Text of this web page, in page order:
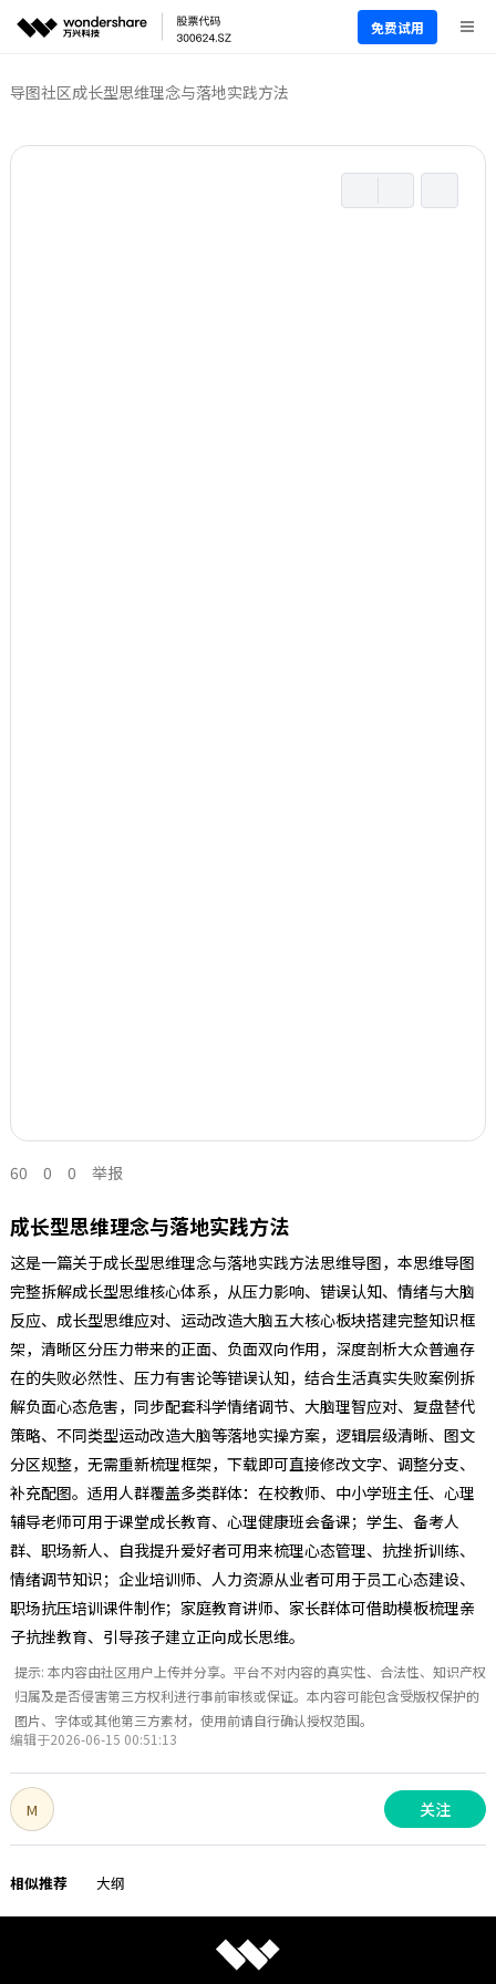
免费试用
导图社区成长型思维理念与落地实践方法
60 0 0 举报
成长型思维理念与落地实践方法
这是一篇关于成长型思维理念与落地实践方法思维导图，本思维导图
完整拆解成长型思维核心体系，从压力影响、错误认知、情绪与大脑
反应、成长型思维应对、运动改造大脑五大核心板块搭建完整知识框
架，清晰区分压力带来的正面、负面双向作用，深度剖析大众普遍存
在的失败必然性、压力有害论等错误认知，结合生活真实失败案例拆
解负面心态危害，同步配套科学情绪调节、大脑理智应对、复盘替代
策略、不同类型运动改造大脑等落地实操方案，逻辑层级清晰、图文
分区规整，无需重新梳理框架，下载即可直接修改文字、调整分支、
补充配图。适用人群覆盖多类群体：在校教师、中小学班主任、心理
辅导老师可用于课堂成长教育、心理健康班会备课；学生、备考人
群、职场新人、自我提升爱好者可用来梳理心态管理、抗挫折训练、
情绪调节知识；企业培训师、人力资源从业者可用于员工心态建设、
职场抗压培训课件制作；家庭教育讲师、家长群体可借助模板梳理亲
子抗挫教育、引导孩子建立正向成长思维。
提示: 本内容由社区用户上传并分享。平台不对内容的真实性、合法性、知识产权
归属及是否侵害第三方权利进行事前审核或保证。本内容可能包含受版权保护的
图片、字体或其他第三方素材，使用前请自行确认授权范围。
编辑于2026-06-15 00:51:13
M 关注
相似推荐 大纲